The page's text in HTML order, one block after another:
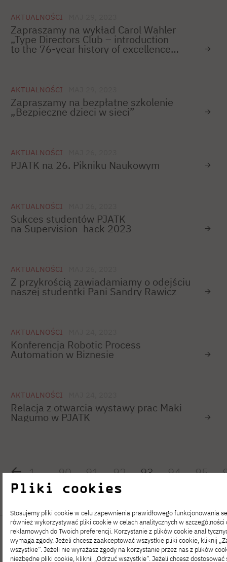
AKTUALNOŚCI
Zapraszamy na wykład Carol Wahler
„Type Directors Club – introduction
to the 76-year history of excellence
AKTUALNOŚCI
Zapraszamy na bezpłatne szkolenie
„Bezpieczne dzieci w sieci”
AKTUALNOŚCI
PJATK na 26. Pikniku Naukowym
AKTUALNOŚCI
Sukces studentów PJATK
na Supervision_hack 2023
AKTUALNOŚCI
Z przykrością zawiadamiamy o odejściu
naszej studentki Pani Sandry Rawicz
AKTUALNOŚCI
Konferencja Robotic Process
Automation w Biznesie
AKTUALNOŚCI
Relacja z otwarcia wystawy prac Maki
Nagumo w PJATK
1 … 90 91 92 93 94 95
Pliki cookies
Stosujemy pliki cookie w celu zapewnienia prawidłowego funkcjonowania
również wykorzystywać pliki cookie w celach analitycznych w
reklamowych do Twoich preferencji. Korzystanie z plików cookie
wymaga zgody. Jeżeli chcesz zaakceptować wszystkie pliki cookie, kliknij
wszystkie”. Jeżeli nie wyrażasz zgody na korzystanie przez nas z plików
niezbędne pliki cookie, kliknij „Odrzuć wszystkie”. Jeżeli chcesz